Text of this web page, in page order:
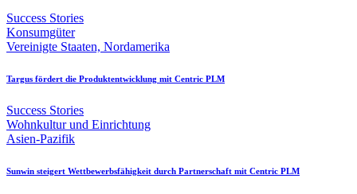
Success Stories
Konsumgüter
Vereinigte Staaten, Nordamerika
Targus fördert die Produktentwicklung mit Centric PLM
Success Stories
Wohnkultur und Einrichtung
Asien-Pazifik
Sunwin steigert Wettbewerbsfähigkeit durch Partnerschaft mit Centric PLM